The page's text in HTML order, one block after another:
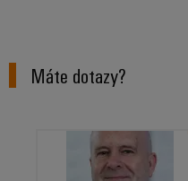
Máte dotazy?